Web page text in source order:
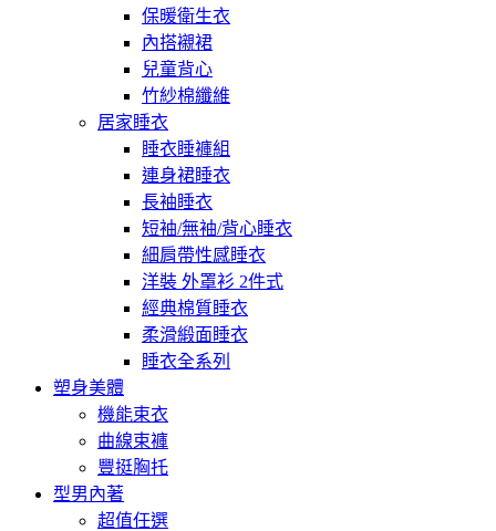
保暖衛生衣
內搭襯裙
兒童背心
竹紗棉纖維
居家睡衣
睡衣睡褲組
連身裙睡衣
長袖睡衣
短袖/無袖/背心睡衣
細肩帶性感睡衣
洋裝 外罩衫 2件式
經典棉質睡衣
柔滑緞面睡衣
睡衣全系列
塑身美體
機能束衣
曲線束褲
豐挺胸托
型男內著
超值任選